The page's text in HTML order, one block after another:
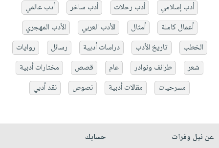
أدب إسلامي أدب رحلات أدب ساخر
أدب عالمي
أعمال كاملة
أمثال الأدب العربي
الأدب المهجري
الخطب
تاريخ الأدب دراسات أدبية رسائل
روايات
شعر
طرائف ونوادر عام قصص
مختارات أدبية
مسرحيات
مقالات أدبية نصوص نقد أدبي
عن نيل وفرات
حسابك